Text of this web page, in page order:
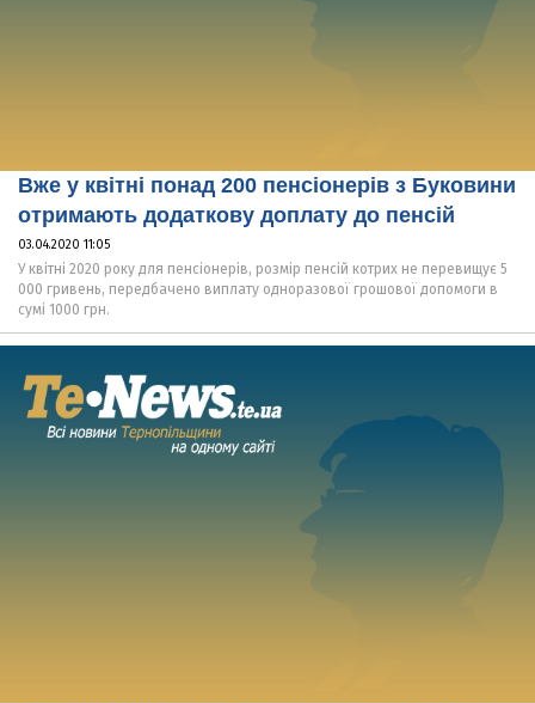
Вже у квітні понад 200 пенсіонерів з Буковини
отримають додаткову доплату до пенсій
03.04.2020 11:05
У квітні 2020 року для пенсіонерів, розмір пенсій котрих не перевищує 5
000 гривень, передбачено виплату одноразової грошової допомоги в
сумі 1000 грн.